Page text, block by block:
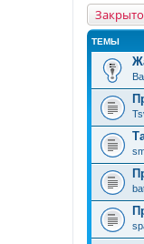
Закрыто
ТЕМЫ